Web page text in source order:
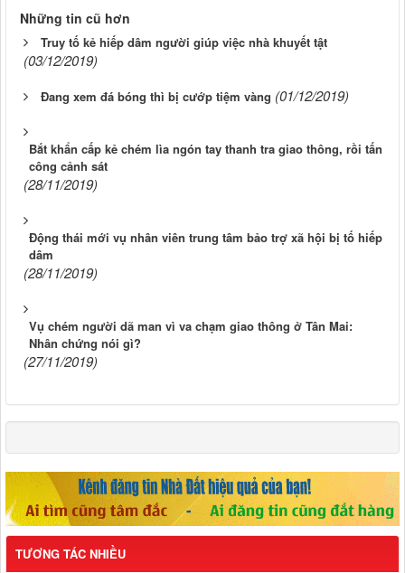
Những tin cũ hơn
Truy tố kẻ hiếp dâm người giúp việc nhà khuyết tật
(03/12/2019)
Đang xem đá bóng thì bị cướp tiệm vàng (01/12/2019)
Bắt khẩn cấp kẻ chém lìa ngón tay thanh tra giao thông, rồi tấn
công cảnh sát
(28/11/2019)
Động thái mới vụ nhân viên trung tâm bảo trợ xã hội bị tố hiếp
dâm
(28/11/2019)
Vụ chém người dã man vì va chạm giao thông ở Tân Mai:
Nhân chứng nói gì?
(27/11/2019)
TƯƠNG TÁC NHIỀU